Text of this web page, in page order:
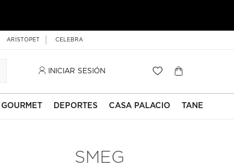
ARISTOPET CELEBRA
INICIAR SESIÓN
GOURMET DEPORTES CASA PALACIO TANE
SMEG